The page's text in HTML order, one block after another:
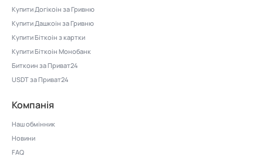
Купити Догікоін за Гривню
Купити Дашкоін за Гривню
Купити Біткоін з картки
Купити Біткоін Монобанк
Биткоин за Приват24
USDT за Приват24
Компанія
Наш обмінник
Новини
FAQ